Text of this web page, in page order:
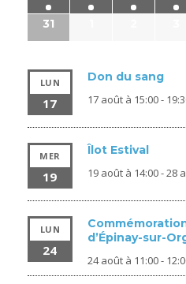
31
LUN
17
Don du sang
17 août à 15:00-
MER
19
Îlot Estival
19 août à 14:00-28
LUN
24
d’Épinay-sur-
24 août à 11:00-